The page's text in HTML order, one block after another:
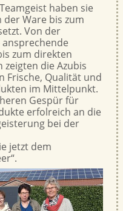
haben sie
der Ware bis zum
Von der
zum direkten
die Azubis
Frische, Qualität und
im Mittelpunkt.
Gespür für
erfolreich an die
bei der
jetzt dem